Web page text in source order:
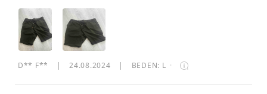
D** F** | 24.08.2024 | BEDEN: L ·